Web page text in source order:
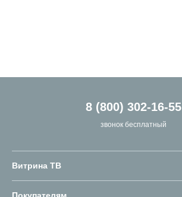
8 (800) 302-16-55
звонок бесплатный
Витрина ТВ